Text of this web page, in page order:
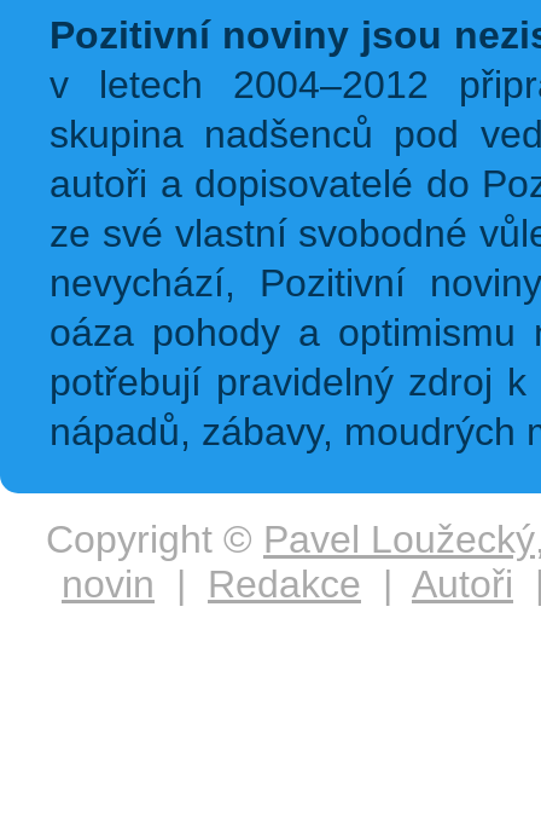
Pozitivní noviny jsou
v letech 2004–2012
skupina nadšenců pod
autoři a dopisovatelé do
ze své vlastní svobodné
nevychází, Pozitivní
oáza pohody a
potřebují pravidelný zdroj
nápadů, zábavy, moudrých
Copyright © Pavel Loužecký
novin | Redakce | Autoři